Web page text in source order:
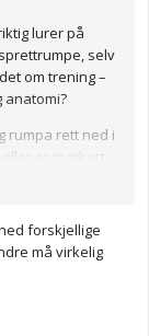
lurer på
selv
om trening –
anatomi?
rumpa rett ned i
er markert
mitt
eller mer løftet
litt sårt), fordi
forskjellige
må virkelig